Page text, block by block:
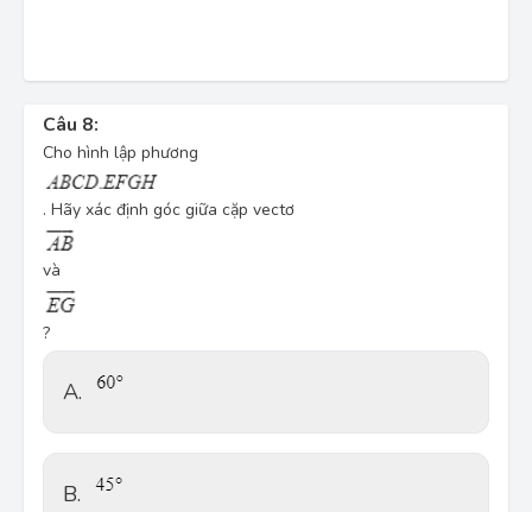
Câu 8:
Cho hình lập phương
. Hãy xác định góc giữa cặp vectơ
và
?
A.
B.